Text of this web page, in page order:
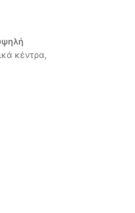
κέντρα,